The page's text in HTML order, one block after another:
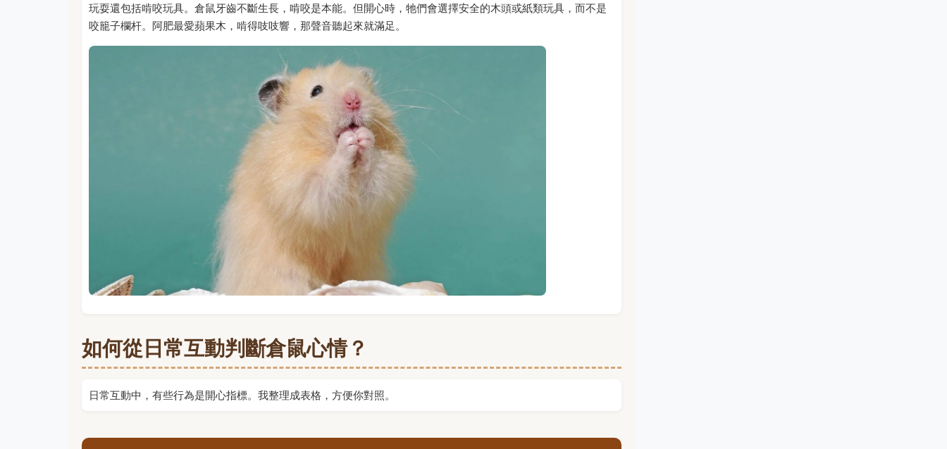
玩耍還包括啃咬玩具。倉鼠牙齒不斷生長，啃咬是本能。但開心時，牠們會選擇安全的木頭或紙類玩具，而不是
咬籠子欄杆。阿肥最愛蘋果木，啃得吱吱響，那聲音聽起來就滿足。
如何從日常互動判斷倉鼠心情？
日常互動中，有些行為是開心指標。我整理成表格，方便你對照。